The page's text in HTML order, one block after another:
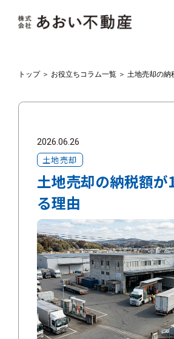
トップ＞ お役立ちコラム一覧＞ 土地売却の納
2026.06.26
土地売却
土地売却の納税額が
る理由